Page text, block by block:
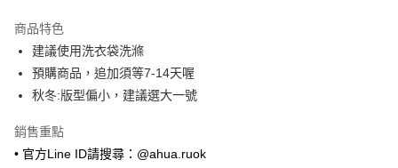
Apple Pay
街口支付
ATM付款
商品特色
建議使用洗衣袋洗滌
預購商品，追加須等7-14天喔
秋冬:版型偏小，建議選大一號
銷售重點
• 官方Line ID請搜尋：@ahua.ruok